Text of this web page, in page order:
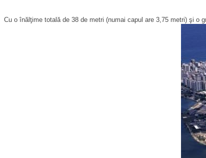
Cu o înălţime totală de 38 de metri (numai capul are 3,75 metri) şi